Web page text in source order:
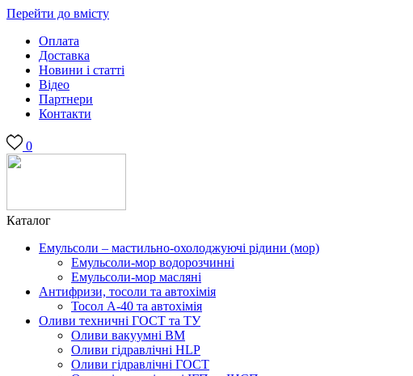
Перейти до вмісту
Оплата
Доставка
Новини і статті
Відео
Партнери
Контакти
0
Каталог
Емульсоли – мастильно-охолоджуючі рідини (мор)
Емульсоли-мор водорозчинні
Емульсоли-мор масляні
Антифризи, тосоли та автохімія
Тосол А-40 та автохімія
Оливи техничні ГОСТ та ТУ
Оливи вакуумні ВМ
Оливи гідравлічні HLP
Оливи гідравлічні ГОСТ